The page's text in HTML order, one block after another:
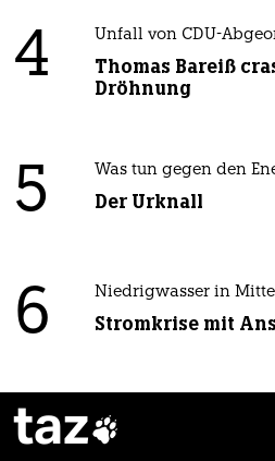
4 Unfall von CDU-
Thomas Bareiß
Dröhnung
5 Was tun gegen den
Der Urknall
6 Niedrigwasser in
Stromkrise mit
taz